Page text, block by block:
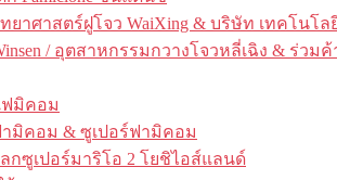
ยาศาสตร์ฝูโจว WaiXing & บริษัท เทคโนโล
/ อุตสาหกรรมกวางโจวหลี่เฉิง & ร่วมค้
มิคอม
มิคอม & ซูเปอร์ฟามิคอม
กซูเปอร์มาริโอ 2 โยชิไอส์แลนด์